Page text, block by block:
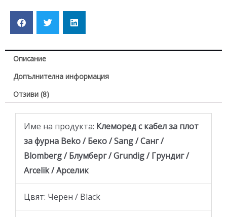
Описание
Допълнителна информация
Отзиви (8)
Име на продукта: Клеморед с кабел за плот
за фурна Beko / Беко / Sang / Санг /
Blomberg / Блумберг / Grundig / Грундиг /
Arcelik / Арселик
Цвят: Черен / Black